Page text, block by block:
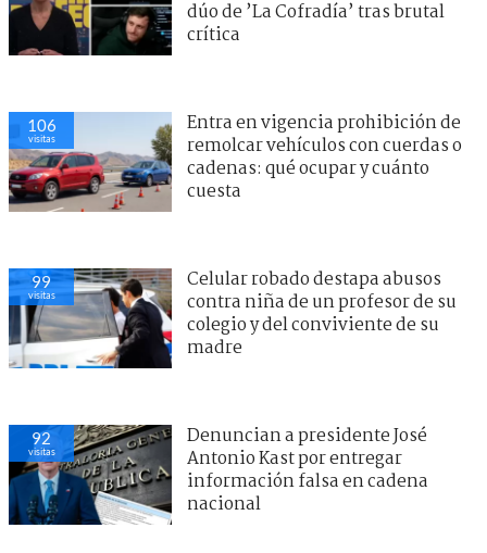
dúo de ’La Cofradía’ tras brutal
crítica
106
visitas
Entra en vigencia prohibición de
remolcar vehículos con cuerdas o
cadenas: qué ocupar y cuánto
cuesta
99
visitas
Celular robado destapa abusos
contra niña de un profesor de su
colegio y del conviviente de su
madre
92
visitas
Denuncian a presidente José
Antonio Kast por entregar
información falsa en cadena
nacional